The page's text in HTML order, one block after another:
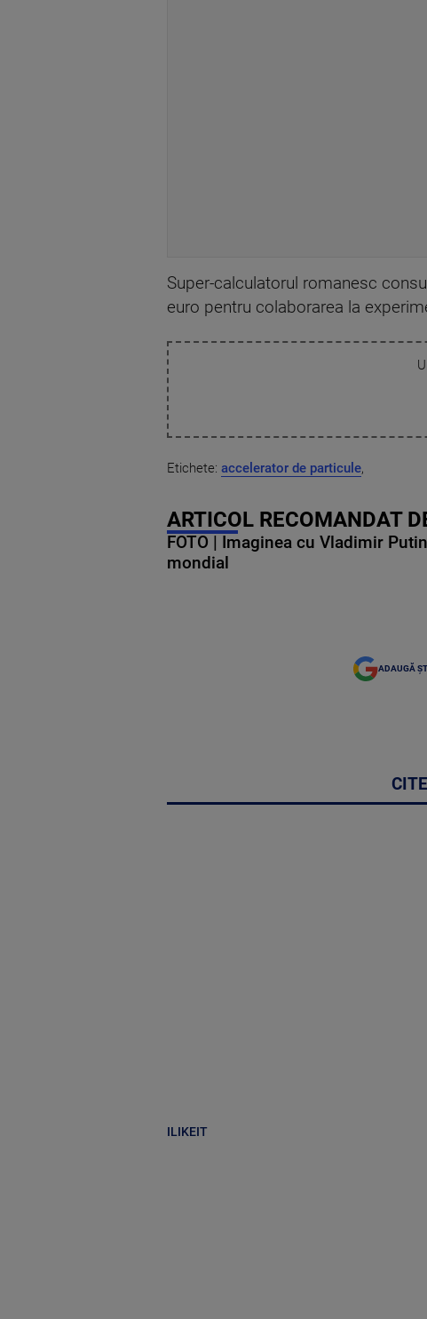
Super-calculatorul romanesc
euro pentru colaborarea la
Etichete: accelerator de particule,
ARTICOL RECOMANDAT
FOTO | Imaginea cu Vladimir
mondial
ADAUGĂ
ILIKEIT